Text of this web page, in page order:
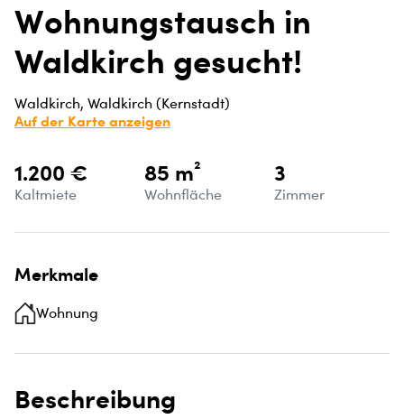
Wohnungstausch in
Waldkirch gesucht!
Waldkirch, Waldkirch (Kernstadt)
Auf der Karte anzeigen
1.200 €
Kaltmiete
85 m²
Wohnfläche
3
Zimmer
Merkmale
Wohnung
Beschreibung